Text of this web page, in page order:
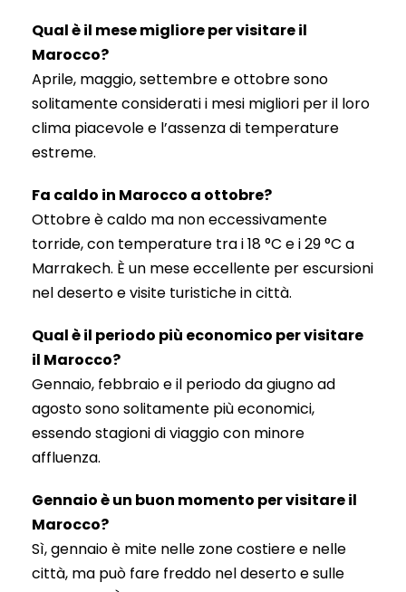
Qual è il mese migliore per visitare il
Marocco?
Aprile, maggio, settembre e ottobre sono
solitamente considerati i mesi migliori per il loro
clima piacevole e l’assenza di temperature
estreme.
Fa caldo in Marocco a ottobre?
Ottobre è caldo ma non eccessivamente
torride, con temperature tra i 18 °C e i 29 °C a
Marrakech. È un mese eccellente per escursioni
nel deserto e visite turistiche in città.
Qual è il periodo più economico per visitare
il Marocco?
Gennaio, febbraio e il periodo da giugno ad
agosto sono solitamente più economici,
essendo stagioni di viaggio con minore
affluenza.
Gennaio è un buon momento per visitare il
Marocco?
Sì, gennaio è mite nelle zone costiere e nelle
città, ma può fare freddo nel deserto e sulle